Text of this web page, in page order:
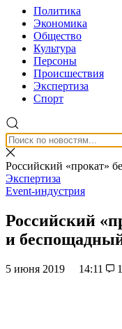
Политика
Экономика
Общество
Культура
Персоны
Происшествия
Экспертиза
Спорт
Российский «прокат»
Экспертиза
Event-индустрия
Российский
и
5 июня 2019 14:11 1